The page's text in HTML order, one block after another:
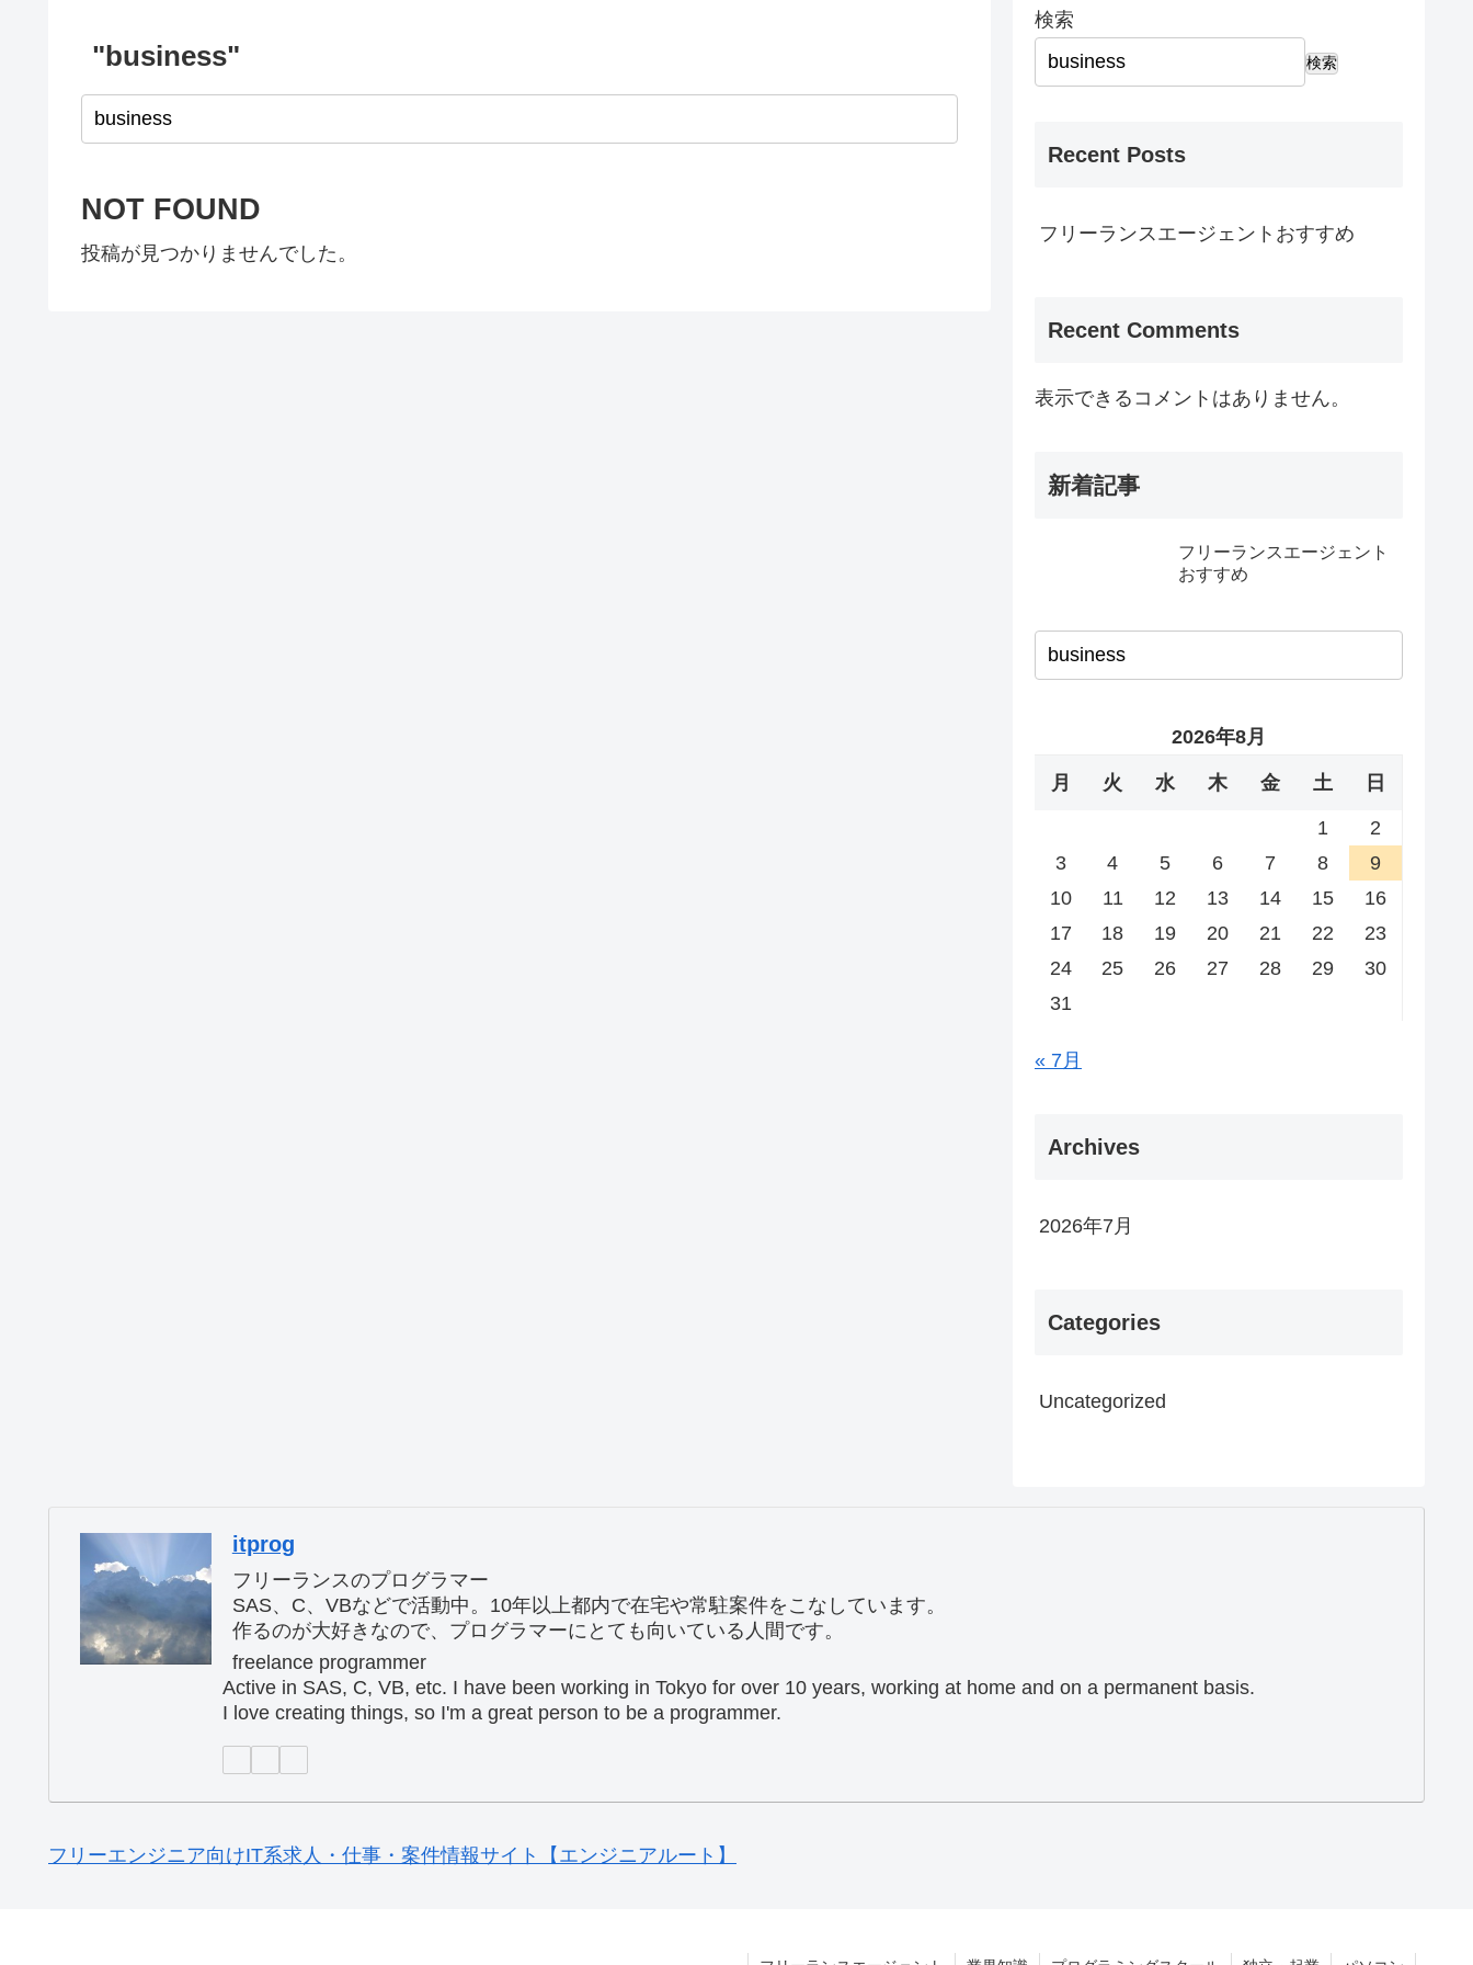
"business"
NOT FOUND
投稿が見つかりませんでした。
検索
検索
Recent Posts
フリーランスエージェントおすすめ
Recent Comments
表示できるコメントはありません。
新着記事
フリーランスエージェント
おすすめ
2026年8月
月 火 水 木 金 土 日
1
2
3
4 5 6 7 8
9
10
11 12 13 14 15
16
17
18 19 20 21 22
23
24
25 26 27 28 29
30
31
« 7月
Archives
2026年7月
Categories
Uncategorized
itprog
フリーランスのプログラマー
SAS、C、VBなどで活動中。10年以上都内で在宅や常駐案件をこなしています。
作るのが大好きなので、プログラマーにとても向いている人間です。
freelance programmer
Active in SAS, C, VB, etc. I have been working in Tokyo for over 10 years, working at home and on a permanent basis.
I love creating things, so I'm a great person to be a programmer.
フリーエンジニア向けIT系求人・仕事・案件情報サイト【エンジニアルート】